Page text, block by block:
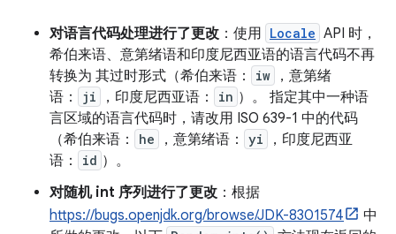
对语言代码处理进行了更改 ：使用 Locale API 时，
希伯来语、意第绪语和印度尼西亚语的语言代码不再
转换为 其过时形式（希伯来语：
iw
，意第绪
语：
ji ，印度尼西亚语： in ）。 指定其中一种语
言区域的语言代码时，请改用 ISO 639-1 中的代码
（希伯来语：
he ，意第绪语： yi
，印度尼西亚
语：
id ）。
对随机 int 序列进行了更改 ：根据
https://bugs.openjdk.org/browse/JDK-8301574
中